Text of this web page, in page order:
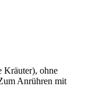
Kräuter), ohne
Anrühren mit